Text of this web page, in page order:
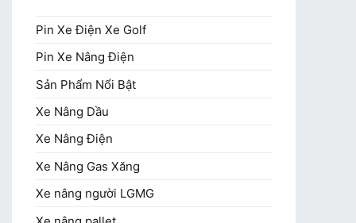
Pin Xe Điện Xe Golf
Pin Xe Nâng Điện
Sản Phẩm Nổi Bật
Xe Nâng Dầu
Xe Nâng Điện
Xe Nâng Gas Xăng
Xe nâng người LGMG